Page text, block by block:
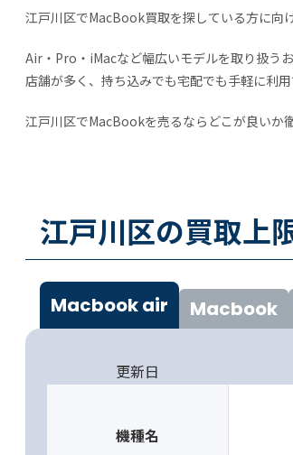
江戸川区でMacBook買取を探している方に向
Air・Pro・iMacなど幅広いモデルを取り扱う
店舗が多く、持ち込みでも宅配でも手軽に利用
江戸川区でMacBookを売るならどこが良いか
江戸川区の買取上
Macbook air Macbook
更新日
機種名